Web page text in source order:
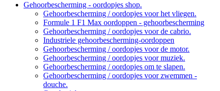
Gehoorbescherming - oordopjes shop.
Gehoorbescherming / oordopjes voor het vliegen.
Formule 1 F1 Max oordoppen - gehoorbescherming
Gehoorbescherming / oordopjes voor de cabrio.
Industriele gehoorbescherming-oordoppen
Gehoorbescherming / oordopjes voor de motor.
Gehoorbescherming / oordopjes voor muziek.
Gehoorbescherming / oordopjes om te slapen.
Gehoorbescherming / oordopjes voor zwemmen -
douche.